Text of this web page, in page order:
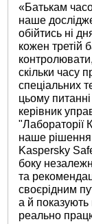
«Батькам
наше
обійтись ні
кожен третій
скільки часу
спеціальних
цьому
керівник
"Лабораторії
наше рішення
Kaspersky
боку
та
своєрідним
а й показують
реально